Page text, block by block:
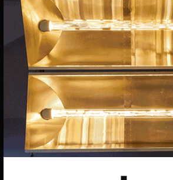
Marcello Moi
EXIBART SPAIN, S.L.U.
AVINGUDA ROMA, 12
08015 BARCELONA
CIF: B06956841